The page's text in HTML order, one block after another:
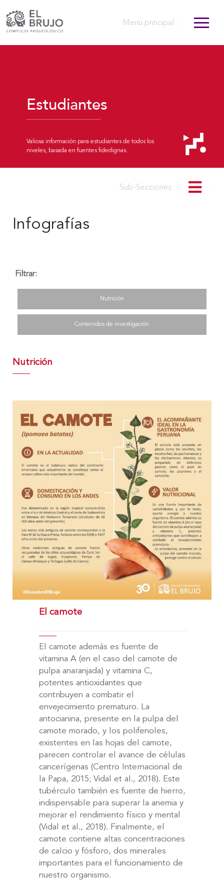
Menú principal :
Estudiantes
Valiosa información para estudiantes de todos los
niveles, basada en fuentes fidedignas.
Sub-Secciones:
Infografías
Filtrar:
Nutrición
Contenidos de investigación
Nutrición
El camote
El camote además es fuente de
vitamina A (en el caso del camote de
pulpa anaranjada) y vitamina C,
potentes antioxidantes que
contribuyen a combatir el
envejecimiento prematuro. La
antocianina, presente en la pulpa del
camote morado, y los polifenoles,
existentes en las hojas del camote,
parecen controlar el avance de células
cancerígenas (Centro Internacional de
la Papa, 2015; Vidal et al., 2018). Este
tubérculo también es fuente de hierro,
indispensable para superar la anemia y
mejorar el rendimiento físico y mental
(Vidal et al., 2018). Finalmente, el
camote contiene altas concentraciones
de calcio y fósforo, dos minerales
importantes para el funcionamiento de
nuestro organismo.